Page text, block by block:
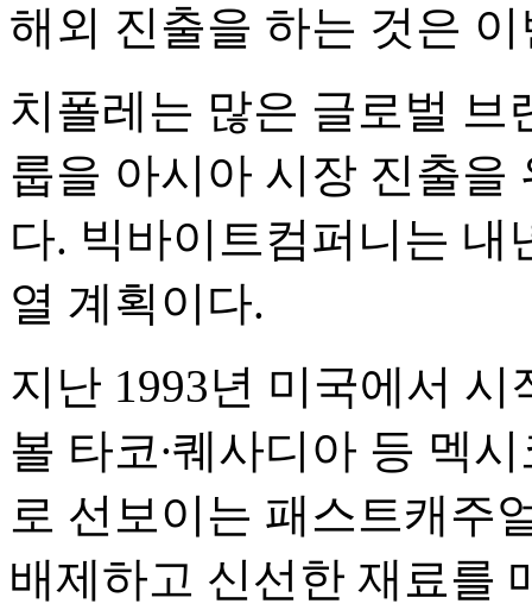
해외 진출을 하는 것은
치폴레는 많은 글로벌 브
룹을 아시아 시장 진출을
다. 빅바이트컴퍼니는 내
열 계획이다.
지난 1993년 미국에서
볼 타코∙퀘사디아 등 멕
로 선보이는 패스트캐주
배제하고 신선한 재료를